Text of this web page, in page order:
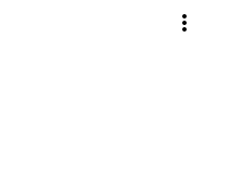
more_vert